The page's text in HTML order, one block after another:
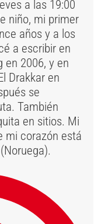
a las 19:00
niño, mi primer
años y a los
a escribir en
en 2006, y en
Drakkar en
se
También
en sitios. Mi
mi corazón está